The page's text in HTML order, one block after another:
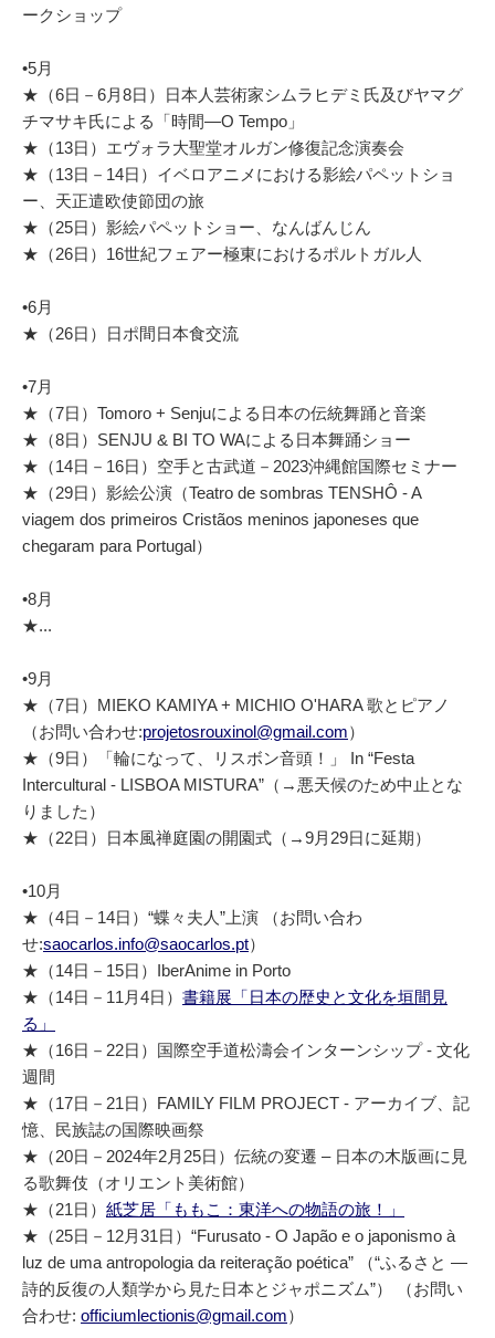
ークショップ
•5月
★（6日－6月8日）日本人芸術家シムラヒデミ氏及びヤマグ
チマサキ氏による「時間―O Tempo」
★（13日）エヴォラ大聖堂オルガン修復記念演奏会
★（13日－14日）イベロアニメにおける影絵パペットショ
ー、天正遣欧使節団の旅
★（25日）影絵パペットショー、なんばんじん
★（26日）16世紀フェアー極東におけるポルトガル人
•6月
★（26日）日ポ間日本食交流
•7月
★（7日）Tomoro + Senjuによる日本の伝統舞踊と音楽
★（8日）SENJU & BI TO WAによる日本舞踊ショー
★（14日－16日）空手と古武道－2023沖縄館国際セミナー
★（29日）影絵公演（Teatro de sombras TENSHÔ - A
viagem dos primeiros Cristãos meninos japoneses que
chegaram para Portugal）
•8月
★...
•9月
★（7日）MIEKO KAMIYA + MICHIO O'HARA 歌とピアノ
（お問い合わせ:projetosrouxinol@gmail.com）
★（9日）「輪になって、リスボン音頭！」 In “Festa
Intercultural - LISBOA MISTURA”（→悪天候のため中止とな
りました）
★（22日）日本風禅庭園の開園式（→9月29日に延期）
•10月
★（4日－14日）“蝶々夫人”上演 （お問い合わ
せ:saocarlos.info@saocarlos.pt）
★（14日－15日）IberAnime in Porto
★（14日－11月4日） 書籍展「日本の歴史と文化を垣間見
る」
★（16日－22日）国際空手道松濤会インターンシップ - 文化
週間
★（17日－21日）FAMILY FILM PROJECT - アーカイブ、記
憶、民族誌の国際映画祭
★（20日－2024年2月25日）伝統の変遷 – 日本の木版画に見
る歌舞伎（オリエント美術館）
★（21日） 紙芝居「ももこ：東洋への物語の旅！」
★（25日－12月31日）“Furusato - O Japão e o japonismo à
luz de uma antropologia da reiteração poética” （“ふるさと ―
詩的反復の人類学から見た日本とジャポニズム”） （お問い
合わせ: officiumlectionis@gmail.com）